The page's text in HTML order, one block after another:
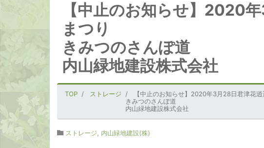
【中止のお知らせ】2020
まつり
きみつのさんぽ道
内山緑地建設株式会社
TOP ストレージ
【中止のお知らせ】2020年3月28日君津花逍
きみつのさんぽ道
内山緑地建設株式会社
ストレージ 内山緑地建設(株)